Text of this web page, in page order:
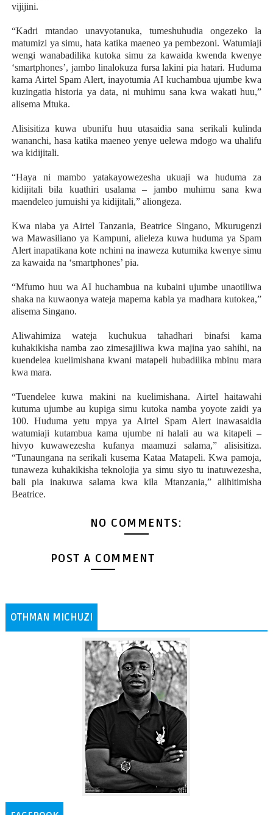
vijijini.
“Kadri mtandao unavyotanuka, tumeshuhudia ongezeko la
matumizi ya simu, hata katika maeneo ya pembezoni. Watumiaji
wengi wanabadilika kutoka simu za kawaida kwenda kwenye
‘smartphones’, jambo linalokuza fursa lakini pia hatari. Huduma
kama Airtel Spam Alert, inayotumia AI kuchambua ujumbe kwa
kuzingatia historia ya data, ni muhimu sana kwa wakati huu,”
alisema Mtuka.
Alisisitiza kuwa ubunifu huu utasaidia sana serikali kulinda
wananchi, hasa katika maeneo yenye uelewa mdogo wa uhalifu
wa kidijitali.
“Haya ni mambo yatakayowezesha ukuaji wa huduma za
kidijitali bila kuathiri usalama – jambo muhimu sana kwa
maendeleo jumuishi ya kidijitali,” aliongeza.
Kwa niaba ya Airtel Tanzania, Beatrice Singano, Mkurugenzi
wa Mawasiliano ya Kampuni, alieleza kuwa huduma ya Spam
Alert inapatikana kote nchini na inaweza kutumika kwenye simu
za kawaida na ‘smartphones’ pia.
“Mfumo huu wa AI huchambua na kubaini ujumbe unaotiliwa
shaka na kuwaonya wateja mapema kabla ya madhara kutokea,”
alisema Singano.
Aliwahimiza wateja kuchukua tahadhari binafsi kama
kuhakikisha namba zao zimesajiliwa kwa majina yao sahihi, na
kuendelea kuelimishana kwani matapeli hubadilika mbinu mara
kwa mara.
“Tuendelee kuwa makini na kuelimishana. Airtel haitawahi
kutuma ujumbe au kupiga simu kutoka namba yoyote zaidi ya
100. Huduma yetu mpya ya Airtel Spam Alert inawasaidia
watumiaji kutambua kama ujumbe ni halali au wa kitapeli –
hivyo kuwawezesha kufanya maamuzi salama,” alisisitiza.
“Tunaungana na serikali kusema Kataa Matapeli. Kwa pamoja,
tunaweza kuhakikisha teknolojia ya simu siyo tu inatuwezesha,
bali pia inakuwa salama kwa kila Mtanzania,” alihitimisha
Beatrice.
NO COMMENTS:
POST A COMMENT
OTHMAN MICHUZI